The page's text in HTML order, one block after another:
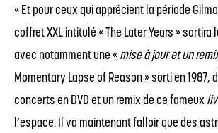
« Et pour ceux qui apprécient la période
coffret XXL intitulé « The Later Years » sortira
avec notamment une «mise à jour et un
Momentary Lapse of Reason » sorti en 1987,
concerts en DVD et un remix de ce fameux
l’espace. Il va maintenant falloir que des